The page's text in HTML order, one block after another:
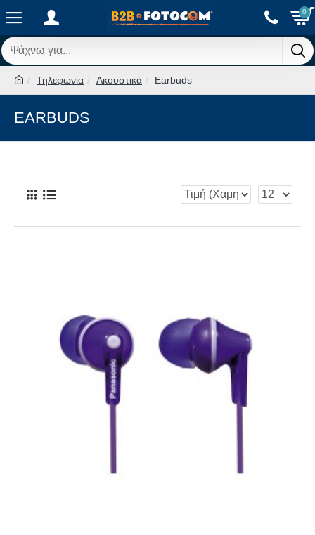
0
Τηλεφωνία Ακουστικά Earbuds
EARBUDS